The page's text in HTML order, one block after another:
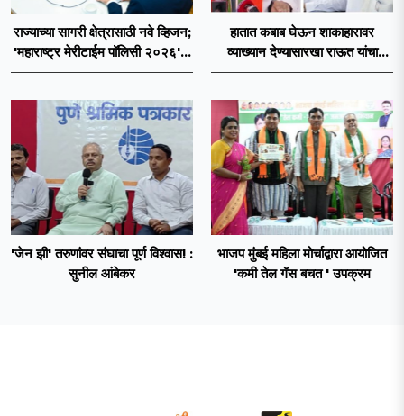
राज्याच्या सागरी क्षेत्रासाठी नवे व्हिजन;
'महाराष्ट्र मेरीटाईम पॉलिसी २०२६'चा
प्रस्ताव
हातात कबाब घेऊन शाकाहारावर
व्याख्यान देण्यासारखा राऊत यांचा
प्रयत्न - नवनाथ बन
'जेन झी' तरुणांवर संघाचा पूर्ण विश्वास! :
सुनील आंबेकर
भाजप मुंबई महिला मोर्चाद्वारा आयोजित
'कमी तेल गॅस बचत ' उपक्रम